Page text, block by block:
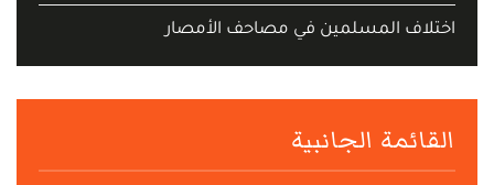
اختلاف المسلمين في مصاحف الأمصار
القائمة الجانبية